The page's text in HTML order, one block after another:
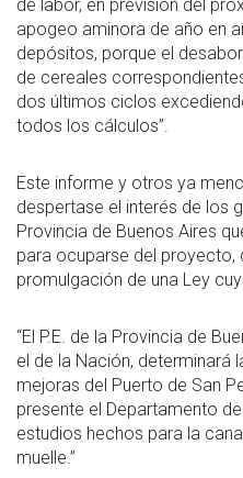
de labor, en previsión del
apogeo aminora de año en
depósitos, porque el
de cereales
dos últimos ciclos
todos los cálculos”.
Este informe y otros ya
despertase el interés de los
Provincia de Buenos Aires
para ocuparse del proyecto,
promulgación de una Ley
“El P.E. de la Provincia de
el de la Nación, determinará
mejoras del Puerto de San
presente el Departamento
estudios hechos para la
muelle.”